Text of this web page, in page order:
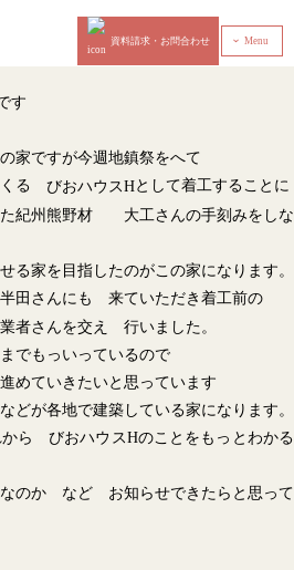
資料請求・お問合わせ ‹ Menu
す
家ですが今週地鎮祭をへて
くる びおハウスHとして着工することに
紀州熊野材 大工さんの手刻みをしな
家を目指したのがこの家になります。
田さんにも 来ていただき着工前の
者さんを交え 行いました。
でもっいっているので
めていきたいと思っています
どが各地で建築している家になります。
ら びおハウスHのことをもっとわかる
のか など お知らせできたらと思って